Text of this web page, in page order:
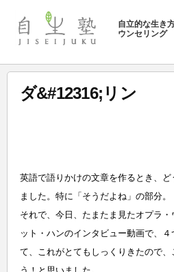
ン
自
塾
自立的な生き
ウンセリング
ダ&#12316;リン
生
塾
英語で語りかけの文章を作るとき、
ました。特に「そうだよね」の部分。
それで、今日、たまたま見たオプラ
ット・ハンのインタビュー動画で、
て、これがとてもしっくりきたので